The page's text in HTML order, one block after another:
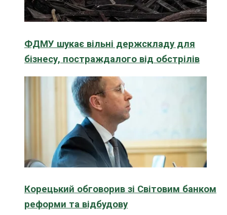
ФДМУ шукає вільні держскладу для
бізнесу, постраждалого від обстрілів
Корецький обговорив зі Світовим банком
реформи та відбудову